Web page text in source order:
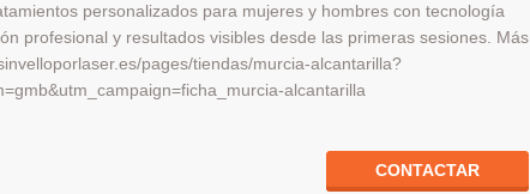
personalizados para mujeres y hombres con tecnología
profesional y resultados visibles desde las primeras sesiones. Más
pages/tiendas/murcia-alcantarilla?
alcantarilla
CONTACTAR